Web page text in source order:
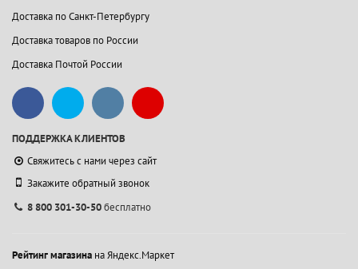
Доставка по Санкт-Петербургу
Доставка товаров по России
Доставка Почтой России
ПОДДЕРЖКА КЛИЕНТОВ
Свяжитесь с нами через сайт
Закажите обратный звонок
8 800 301-30-50бесплатно
Рейтинг магазина на Яндекс.Маркет